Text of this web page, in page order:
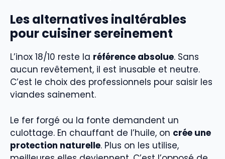
Les alternatives inaltérables
pour cuisiner sereinement
L’inox 18/10 reste la référence absolue. Sans
aucun revêtement, il est inusable et neutre.
C’est le choix des professionnels pour saisir les
viandes sainement.
Le fer forgé ou la fonte demandent un
culottage. En chauffant de l’huile, on crée une
protection naturelle. Plus on les utilise,